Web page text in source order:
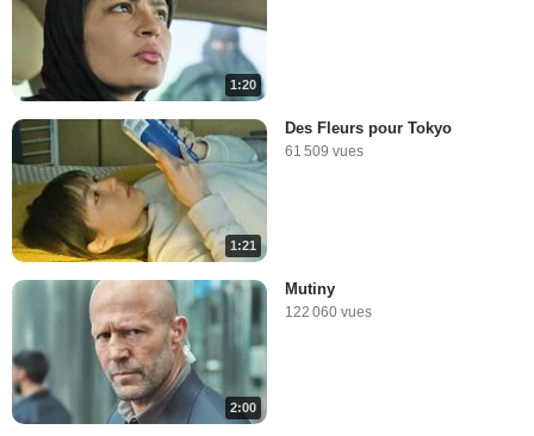
1:20
1:21
Des Fleurs pour Tokyo
61 509 vues
2:00
Mutiny
122 060 vues